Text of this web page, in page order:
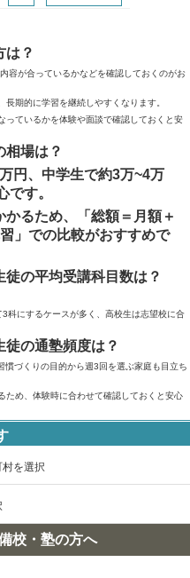
は？
容が合っているかなどを確認しておくのがお
期的に学習を継続しやすくなります。
っているかを体験や面談で確認しておくと安
相場は？
円、中学生で約3万~4万
です。
るため、「総額＝月額＋
」での比較がおすすめで
の平均受講科目数は？
科にするケースが多く、高校生は志望校に合
の通塾頻度は？
づくりの目的から週3回を選ぶ家庭も目立ち
ため、体験時に合わせて確認しておくと安心
を選択
校・塾の方へ